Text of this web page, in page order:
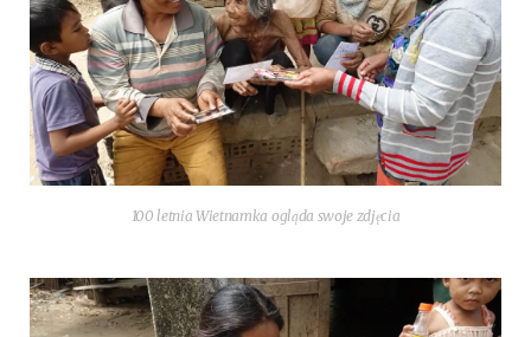
100 let­nia Wiet­nam­ka ogląda swo­je zdjęcia